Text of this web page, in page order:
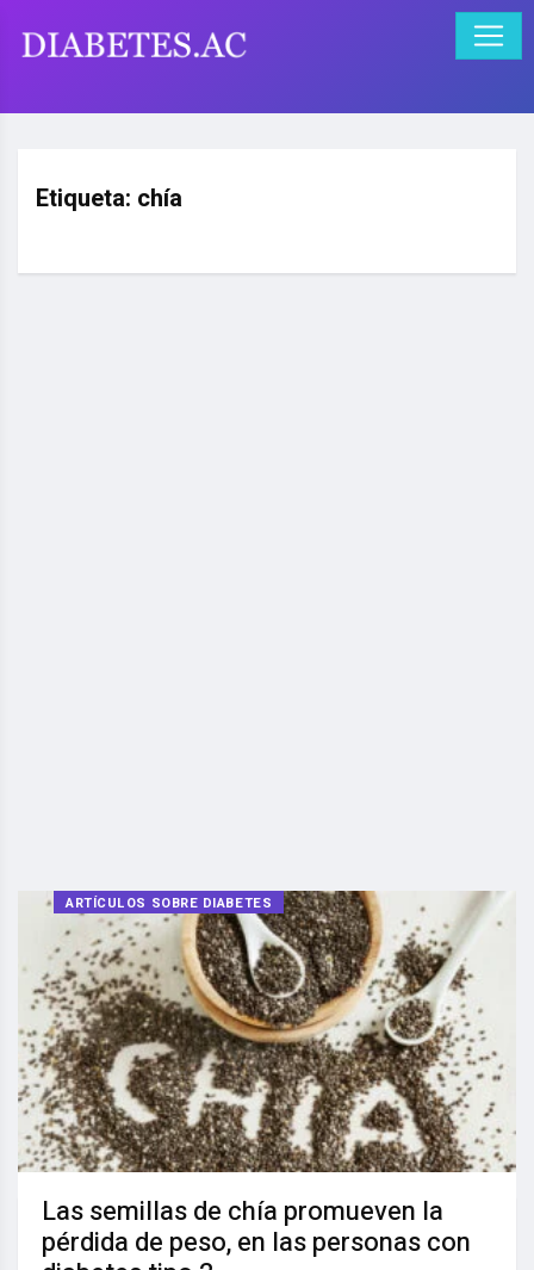
Etiqueta: chía
ARTÍCULOS SOBRE DIABETES
Las semillas de chía promueven la
pérdida de peso, en las personas con